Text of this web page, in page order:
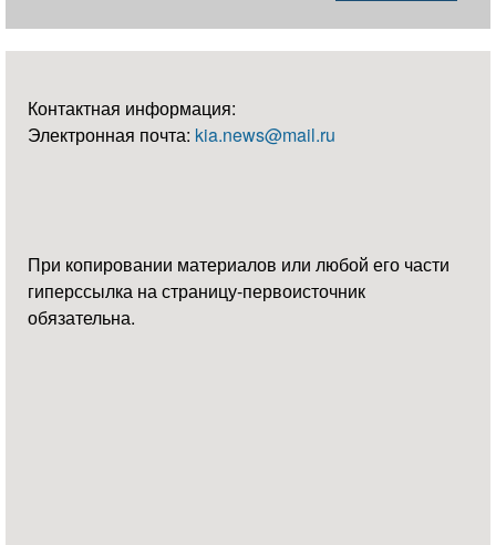
Контактная информация:
Электронная почта: kia.news@mail.ru
При копировании материалов или любой его части
гиперссылка на страницу-первоисточник
обязательна.